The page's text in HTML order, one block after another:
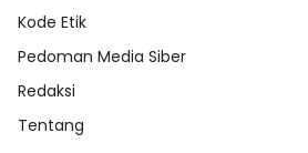
Kode Etik
Pedoman Media Siber
Redaksi
Tentang